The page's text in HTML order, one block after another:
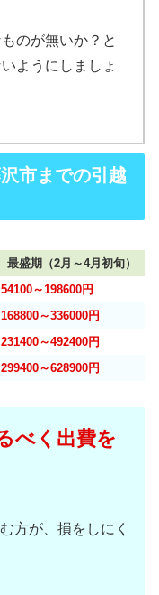
のが無いか？と
ようにしましょ
市までの引越
最盛期（2月～4月初旬）
54100～198600円
168800～336000円
231400～492400円
299400～628900円
べく出費を
方が、損をしにく